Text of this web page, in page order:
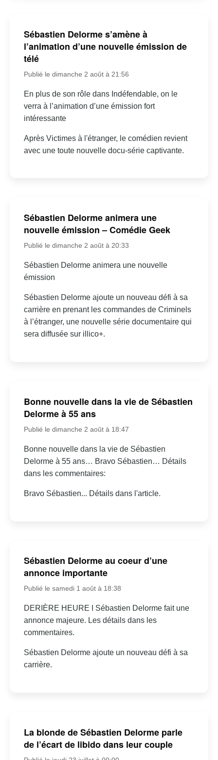
Sébastien Delorme s’amène à
l’animation d’une nouvelle émission de
télé
Publié le dimanche 2 août à 21:56
En plus de son rôle dans Indéfendable, on le
verra à l’animation d’une émission fort
intéressante
Après Victimes à l'étranger, le comédien revient
avec une toute nouvelle docu-série captivante.
Sébastien Delorme animera une
nouvelle émission – Comédie Geek
Publié le dimanche 2 août à 20:33
Sébastien Delorme animera une nouvelle
émission
Sébastien Delorme ajoute un nouveau défi à sa
carrière en prenant les commandes de Criminels
à l’étranger, une nouvelle série documentaire qui
sera diffusée sur illico+.
Bonne nouvelle dans la vie de Sébastien
Delorme à 55 ans
Publié le dimanche 2 août à 18:47
Bonne nouvelle dans la vie de Sébastien
Delorme à 55 ans… Bravo Sébastien… Détails
dans les commentaires:
Bravo Sébastien... Détails dans l'article.
Sébastien Delorme au coeur d’une
annonce importante
Publié le samedi 1 août à 18:38
DERIÈRE HEURE I Sébastien Delorme fait une
annonce majeure. Les détails dans les
commentaires.
Sébastien Delorme ajoute un nouveau défi à sa
carrière.
La blonde de Sébastien Delorme parle
de l’écart de libido dans leur couple